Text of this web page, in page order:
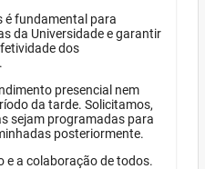
é fundamental para
da Universidade e garantir
dos
presencial nem
da tarde. Solicitamos,
sejam programadas para
posteriormente.
e a colaboração de todos.